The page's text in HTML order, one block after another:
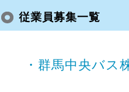
従業員募集一覧
・群馬中央バス